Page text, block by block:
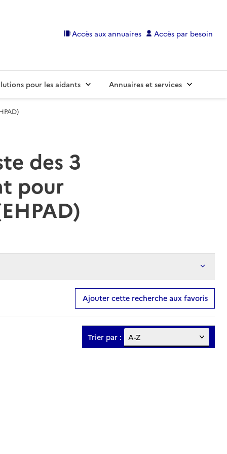
Accès aux annuaires Accès par besoin
pour les aidants Annuaires et services
des 3
pour
Ajouter cette recherche aux favoris
Trier par :